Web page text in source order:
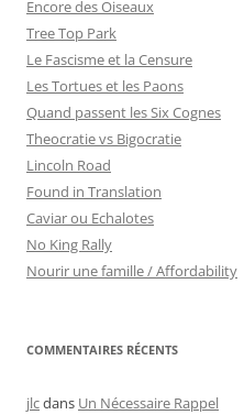
Encore des Oiseaux
Tree Top Park
Le Fascisme et la Censure
Les Tortues et les Paons
Quand passent les Six Cognes
Theocratie vs Bigocratie
Lincoln Road
Found in Translation
Caviar ou Echalotes
No King Rally
Nourir une famille / Affordability
COMMENTAIRES RÉCENTS
jlcdans Un Nécessaire Rappel